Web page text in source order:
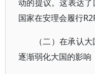
动的提议。这表达
国家在安理会履行
（二）在承认
逐渐弱化大国的影响